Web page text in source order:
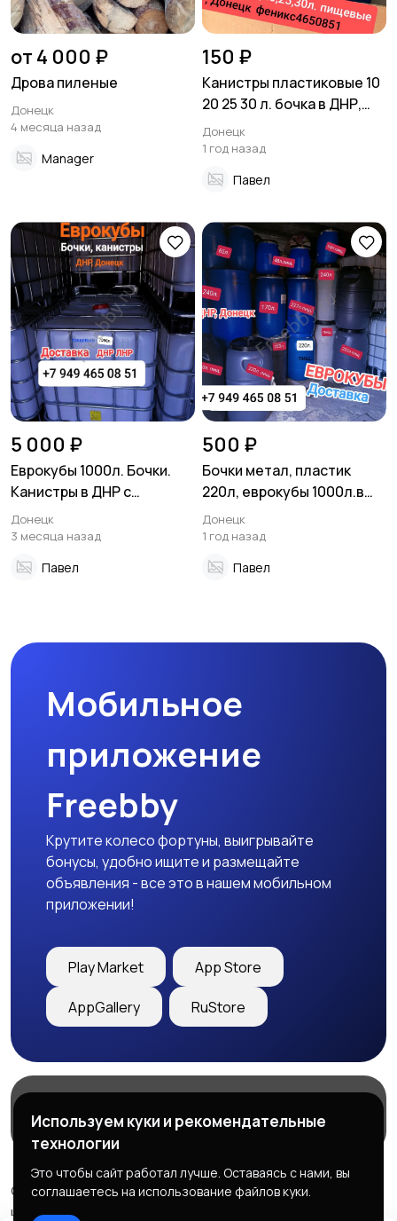
от 4 000 ₽
Дрова пиленые
Донецк
4 месяца назад
Manager
150 ₽
Канистры пластиковые 10
20 25 30 л. бочка в ДНР,
Донецк
Донецк
1 год назад
Павел
5 000 ₽
Еврокубы 1000л. Бочки.
Канистры в ДНР с
доставкой по низким
ценам
Донецк
3 месяца назад
Павел
500 ₽
Бочки метал, пластик
220л, еврокубы 1000л.в
ДНР, Донецк
Донецк
1 год назад
Павел
Мобильное
приложение
Freebby
Крутите колесо фортуны, выигрывайте
бонусы, удобно ищите и размещайте
объявления - все это в нашем мобильном
приложении!
Play Market App Store
AppGallery RuStore
Служба поддержки
© 2026 Freebby - Сервис бесплатных объявлений ДНР
и ЛНР
Используем куки и рекомендательные
технологии
Это чтобы сайт работал лучше. Оставаясь с нами, вы
соглашаетесь на использование файлов куки.